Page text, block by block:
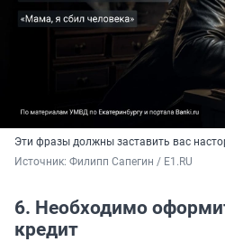
Эти фразы должны заставить вас
Источник: Филипп Сапегин / E1.RU
6. Необходимо
кредит